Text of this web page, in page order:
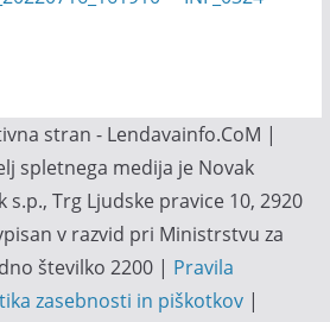
stran - Lendavainfo.CoM |
spletnega medija je Novak
s.p., Trg Ljudske pravice 10, 2920
v razvid pri Ministrstvu za
številko 2200 | Pravila
zasebnosti in piškotkov|